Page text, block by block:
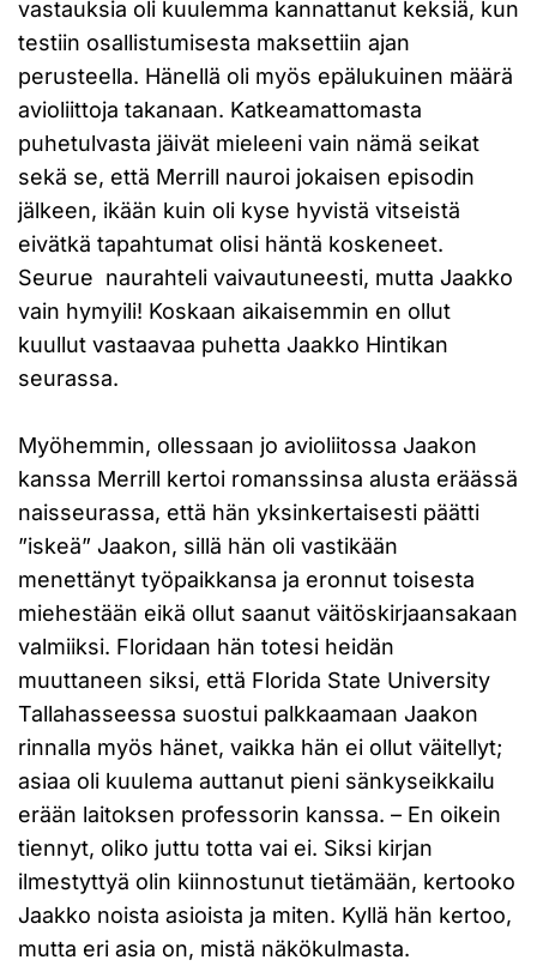
vastauksia oli kuulemma kannattanut keksiä, kun
testiin osallistumisesta maksettiin ajan
perusteella. Hänellä oli myös epälukuinen määrä
avioliittoja takanaan. Katkeamattomasta
puhetulvasta jäivät mieleeni vain nämä seikat
sekä se, että Merrill nauroi jokaisen episodin
jälkeen, ikään kuin oli kyse hyvistä vitseistä
eivätkä tapahtumat olisi häntä koskeneet.
Seurue naurahteli vaivautuneesti, mutta Jaakko
vain hymyili! Koskaan aikaisemmin en ollut
kuullut vastaavaa puhetta Jaakko Hintikan
seurassa.
Myöhemmin, ollessaan jo avioliitossa Jaakon
kanssa Merrill kertoi romanssinsa alusta eräässä
naisseurassa, että hän yksinkertaisesti päätti
”iskeä” Jaakon, sillä hän oli vastikään
menettänyt työpaikkansa ja eronnut toisesta
miehestään eikä ollut saanut väitöskirjaansakaan
valmiiksi. Floridaan hän totesi heidän
muuttaneen siksi, että Florida State University
Tallahasseessa suostui palkkaamaan Jaakon
rinnalla myös hänet, vaikka hän ei ollut väitellyt;
asiaa oli kuulema auttanut pieni sänkyseikkailu
erään laitoksen professorin kanssa. – En oikein
tiennyt, oliko juttu totta vai ei. Siksi kirjan
ilmestyttyä olin kiinnostunut tietämään, kertooko
Jaakko noista asioista ja miten. Kyllä hän kertoo,
mutta eri asia on, mistä näkökulmasta.